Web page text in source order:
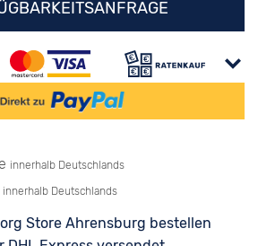
innerhalb Deutschlands
innerhalb Deutschlands
Store Ahrensburg bestellen